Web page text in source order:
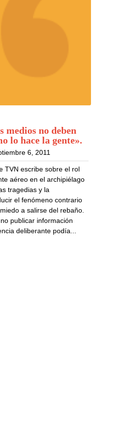
medios no deben
lo hace la gente».
6, 2011
TVN escribe sobre el rol
aéreo en el archipiélago
tragedias y la
el fenómeno contrario
a salirse del rebaño.
publicar información
deliberante podía...